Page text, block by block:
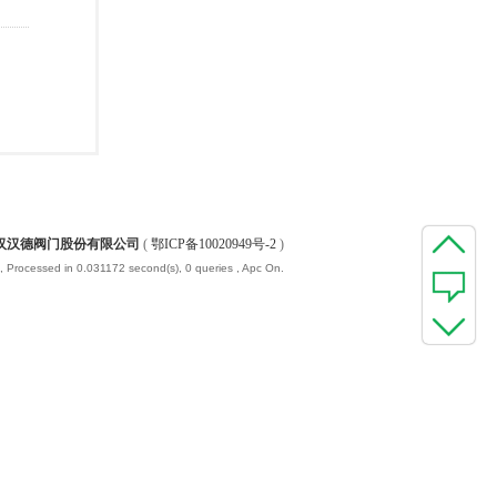
汉德阀门股份有限公司 ( 鄂ICP备10020949号-2 )
Processed in 0.031172 second(s), 0 queries , Apc On.